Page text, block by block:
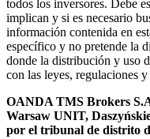
todos los inversores. Debe
implican y si es necesario
información contenida en
específico y no pretende la
donde la distribución y uso
con las leyes, regulaciones
OANDA TMS Brokers
Warsaw UNIT,
por el tribunal de distrito